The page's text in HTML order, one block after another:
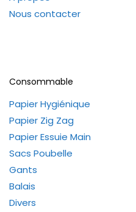
Nous contacter
Consommable
Papier Hygiénique
Papier Zig Zag
Papier Essuie Main
Sacs Poubelle
Gants
Balais
Divers